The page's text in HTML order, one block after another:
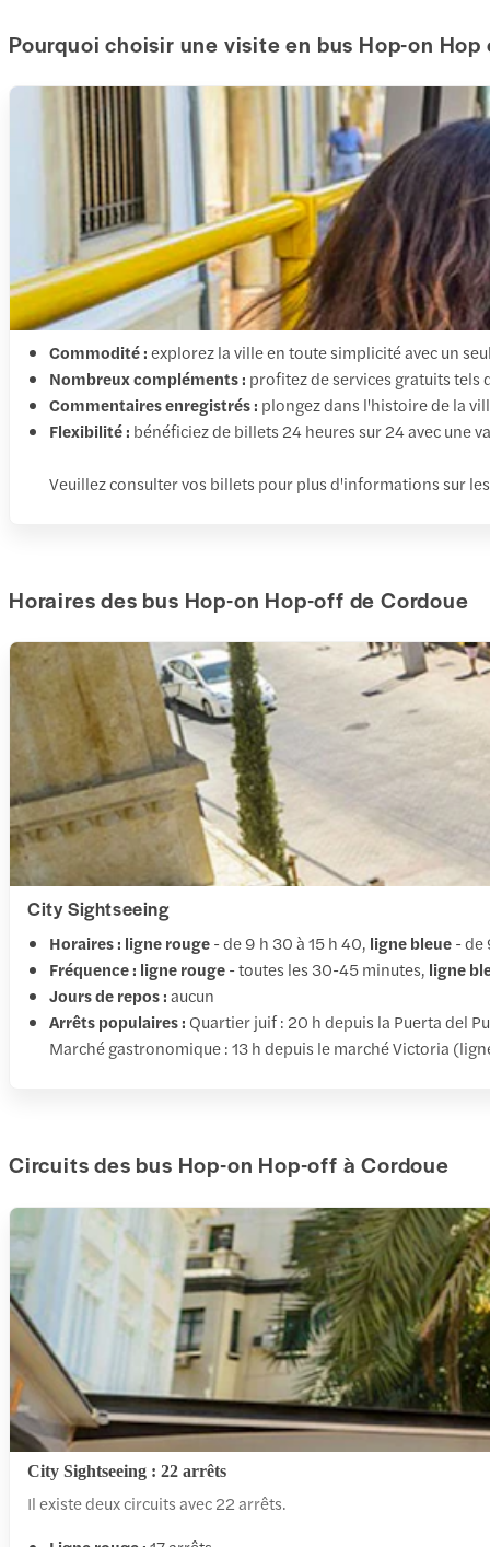
Pourquoi choisir une visite en bus Hop-on
Commodité :explorez la ville en toute simplicité avec un
Nombreux compléments : profitez de services gratuits tels
Commentaires enregistrés : plongez dans l'histoire de la
Flexibilité : bénéficiez de billets 24 heures sur 24 avec une
Veuillez consulter vos billets pour plus d'informations sur
Horaires des bus Hop-on Hop-off de Cordoue
City Sightseeing
Horaires : ligne rouge- de 9 h 30 à 15 h 40, ligne bleue- de
Fréquence : ligne rouge- toutes les 30-45 minutes, ligne
Jours de repos :aucun
Arrêts populaires : Quartier juif : 20 h depuis la Puerta del
Marché gastronomique : 13 h depuis le marché Victoria
Circuits des bus Hop-on Hop-off à Cordoue
City Sightseeing : 22 arrêts
Il existe deux circuits avec 22 arrêts.